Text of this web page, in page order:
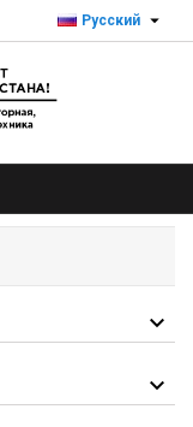
Русский 